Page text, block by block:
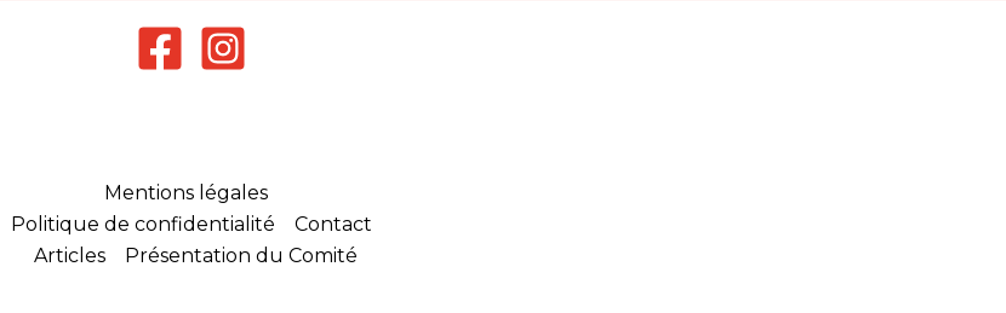
09 et
Mentions légales
Politique de confidentialité
Contact
Articles
Présentation du Comité